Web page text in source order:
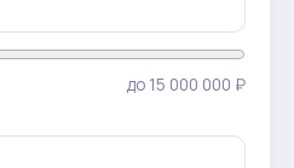
до 15 000 000 ₽